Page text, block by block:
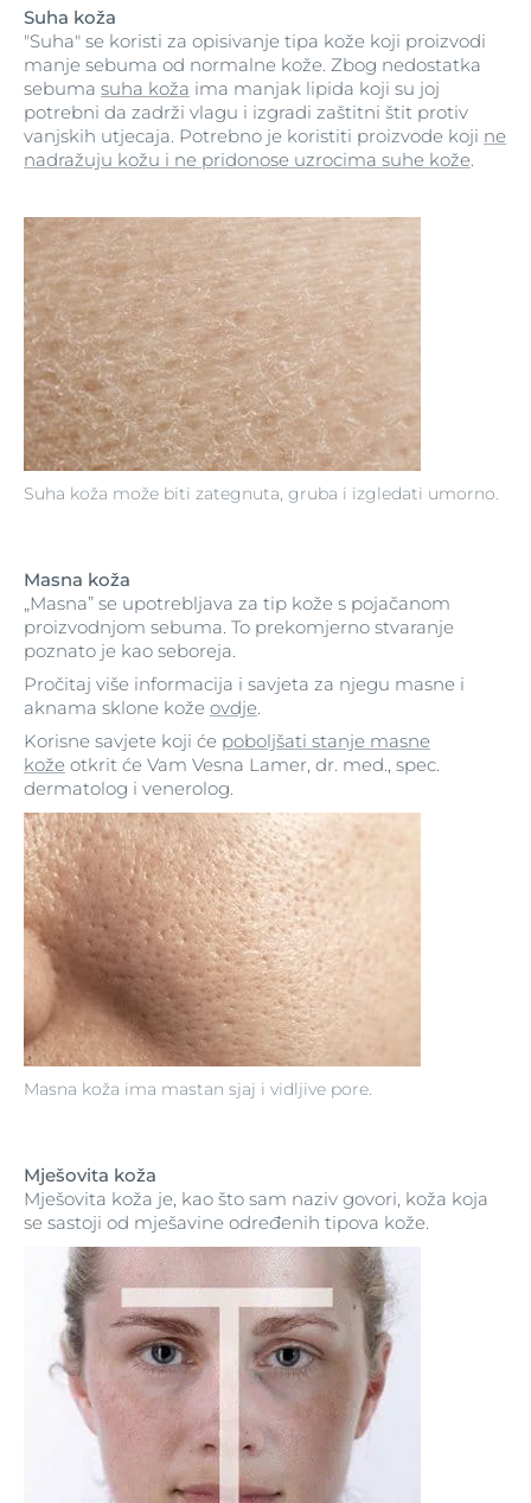
Suha koža može biti zategnuta, gruba i izgledati umorno.
Suha koža
"Suha" se koristi za opisivanje tipa kože koji proizvodi
manje sebuma od normalne kože. Zbog nedostatka
sebuma suha koža ima manjak lipida koji su joj
potrebni da zadrži vlagu i izgradi zaštitni štit protiv
vanjskih utjecaja. Potrebno je koristiti proizvode koji ne
nadražuju kožu i ne pridonose uzrocima suhe kože.
Masna koža ima mastan sjaj i vidljive pore.
Masna koža
„Masna” se upotrebljava za tip kože s pojačanom
proizvodnjom sebuma. To prekomjerno stvaranje
poznato je kao seboreja.
Pročitaj više informacija i savjeta za njegu masne i
aknama sklone kože ovdje.
Korisne savjete koji će poboljšati stanje masne
kože otkrit će Vam Vesna Lamer, dr. med., spec.
dermatolog i venerolog.
Mješovita koža
Mješovita koža je, kao što sam naziv govori, koža koja
se sastoji od mješavine određenih tipova kože.